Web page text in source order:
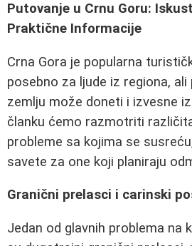
Putovanje u Crnu Goru:
Praktične Informacije
Crna Gora je popularna
posebno za ljude iz regiona, ali
zemlju može doneti i izvesne
članku ćemo razmotriti
probleme sa kojima se
savete za one koji planiraju
Granični prelasci i carinski
Jedan od glavnih problema na